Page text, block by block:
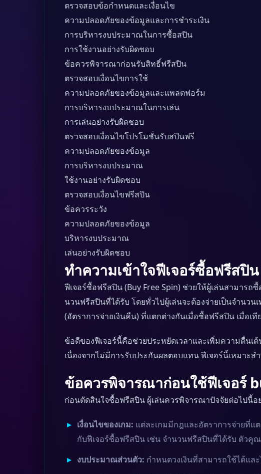
ตรวจสอบข้อกำหนดและเงื่อนไข
ความปลอดภัยของข้อมูลและการชำระเงิน
การบริหารงบประมาณในการซื้อสปิน
การใช้งานอย่างรับผิดชอบ
ข้อควรพิจารณาก่อนรับสิทธิ์ฟรีสปิน
ตรวจสอบเงื่อนไขการใช้
ความปลอดภัยของข้อมูลและแพลตฟอร์ม
การบริหารงบประมาณในการเล่น
การเล่นอย่างรับผิดชอบ
ตรวจสอบเงื่อนไขโปรโมชั่นรับสปินฟรี
ความปลอดภัยของข้อมูล
การบริหารงบประมาณ
ใช้งานอย่างรับผิดชอบ
ตรวจสอบเงื่อนไขฟรีสปิน
ข้อควรระวัง
ความปลอดภัยของข้อมูล
บริหารงบประมาณ
เล่นอย่างรับผิดชอบ
ทำความเข้าใจฟีเจอร์ซื้อฟรีสปิน
ฟีเจอร์ซื้อฟรีสปิน (Buy Free Spin) ช่วยให้ผู้เล่นสามาร
นวนฟรีสปินที่ได้รับ โดยทั่วไปผู้เล่นจะต้องจ่ายเป็นจำนวน
(อัตราการจ่ายเงินคืน) ที่แตกต่างกันเมื่อซื้อฟรีสปิน เมื่อเ
ข้อดีของฟีเจอร์นี้คือช่วยประหยัดเวลาและเพิ่มความตื่นเ
เนื่องจากไม่มีการรับประกันผลตอบแทน ฟีเจอร์นี้เหมาะ
ข้อควรพิจารณาก่อนใช้ฟีเจอร์
ก่อนตัดสินใจซื้อฟรีสปิน ผู้เล่นควรพิจารณาปัจจัยต่อไปนี้อ
เงื่อนไขของเกม: แต่ละเกมมีกฎและอัตราการจ่ายที่แ
กับฟีเจอร์ซื้อฟรีสปิน เช่น จำนวนฟรีสปินที่ได้รับ ตัวคู
งบประมาณส่วนตัว: กำหนดวงเงินที่สามารถใช้ได้แล